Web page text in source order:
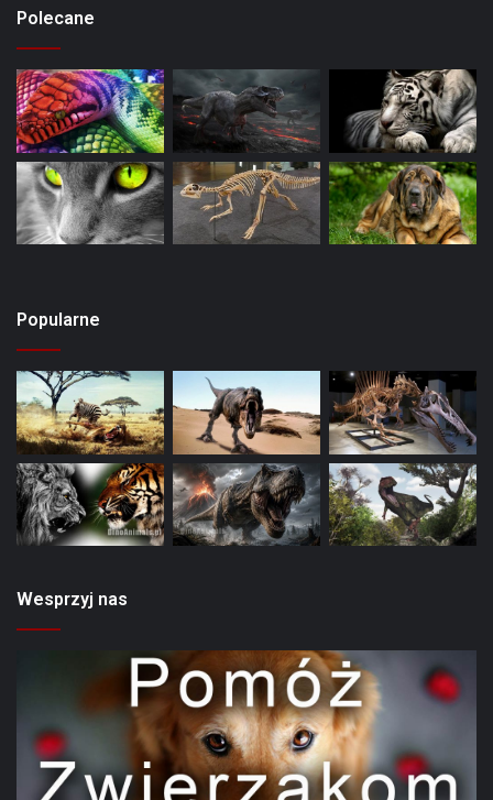
Polecane
Popularne
Wesprzyj nas